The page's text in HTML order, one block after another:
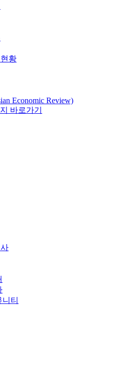
황
Economic Review)
바로가기
티